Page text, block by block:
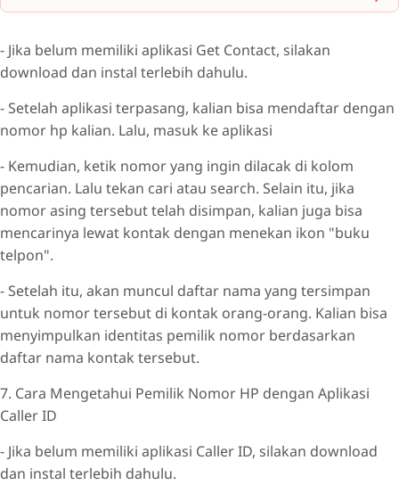
- Jika belum memiliki aplikasi Get Contact, silakan
download dan instal terlebih dahulu.
- Setelah aplikasi terpasang, kalian bisa mendaftar dengan
nomor hp kalian. Lalu, masuk ke aplikasi
- Kemudian, ketik nomor yang ingin dilacak di kolom
pencarian. Lalu tekan cari atau search. Selain itu, jika
nomor asing tersebut telah disimpan, kalian juga bisa
mencarinya lewat kontak dengan menekan ikon "buku
telpon".
- Setelah itu, akan muncul daftar nama yang tersimpan
untuk nomor tersebut di kontak orang-orang. Kalian bisa
menyimpulkan identitas pemilik nomor berdasarkan
daftar nama kontak tersebut.
7. Cara Mengetahui Pemilik Nomor HP dengan Aplikasi
Caller ID
- Jika belum memiliki aplikasi Caller ID, silakan download
dan instal terlebih dahulu.